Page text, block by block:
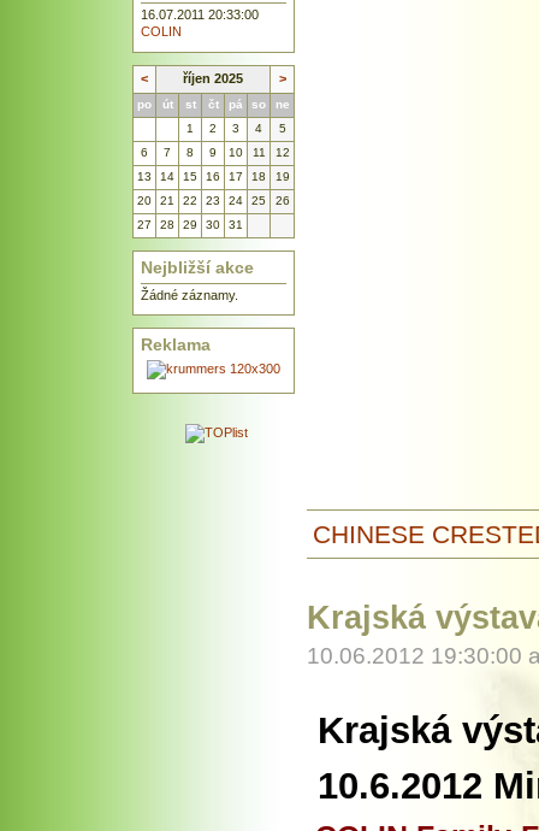
16.07.2011 20:33:00
COLIN
< říjen 2025 >
po út st čt pá so
ne
1
2 3 4
5
6
7 8 9 10 11
12
13
14 15 16 17 18
19
20
21 22 23 24 25
26
27
28 29 30 31
Nejbližší akce
Žádné záznamy.
Reklama
CHINESE
Krajská
10.06.2012 19:30:00
Krajská
10.6.2012